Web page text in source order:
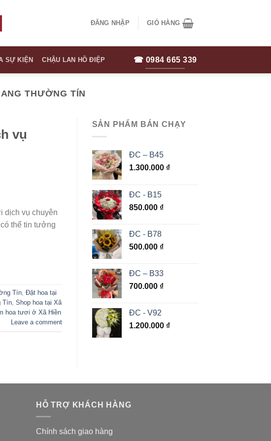
ĐĂNG NHẬP GIỎ HÀNG
SỰ KIỆN CHẬU LAN HỒ ĐIỆP ☎ 0984 665 339
THƯỜNG TÍN
vụ
dịch vụ chuyên
thể tin tưởng
Tín, Đặt hoa tại
Tín, Shop hoa tại Xã
hoa tươi ở Xã Hiền
Leave a comment
SẢN PHẨM BÁN CHẠY
ĐC – B45
1.300.000 ₫
ĐC - B15
850.000 ₫
ĐC - B78
500.000 ₫
ĐC – B33
700.000 ₫
ĐC - V92
1.200.000 ₫
HỖ TRỢ KHÁCH HÀNG
Chính sách giao hàng